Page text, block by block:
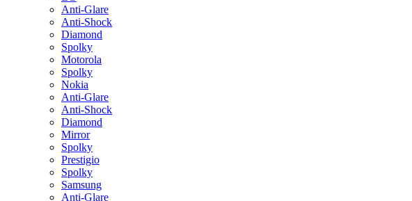
Anti-Glare
Anti-Shock
Diamond
Spolky
Motorola
Spolky
Nokia
Anti-Glare
Anti-Shock
Diamond
Mirror
Spolky
Prestigio
Spolky
Samsung
Anti-Glare